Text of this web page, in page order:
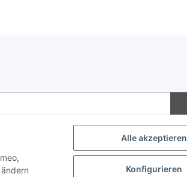
Alle akzeptieren
Konfigurieren